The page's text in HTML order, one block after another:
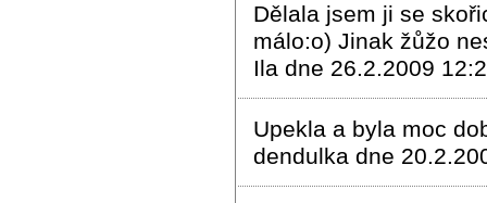
Dělala jsem ji se
málo:o) Jinak žůžo
Ila dne 26.2.2009
Upekla a byla moc
dendulka dne